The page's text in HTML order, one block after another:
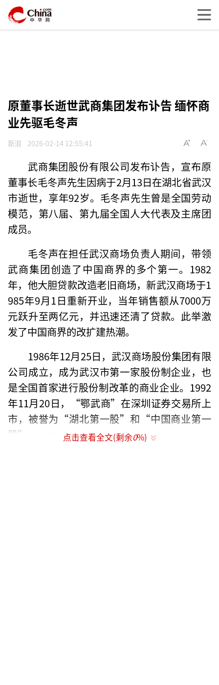
原董事长逝世武商集团发布讣告 缅怀商
业先驱毛冬声
新浪 2026-02-14 12:55:41
武商集团股份有限公司发布讣告，宣布原
董事长毛冬声先生因病于2月13日在湖北省武汉
市逝世，享年92岁。毛冬声先生曾是全国劳动
模范，第八届、第九届全国人大代表及主席团
成员。
毛冬声在担任武汉商场负责人期间，带领
武商集团创造了中国商界的多个第一。1982
年，他大胆贷款改造老旧商场，新武汉商场于1
985年9月1日重新开业，当年销售额从7000万
元跃升至两亿元，并迅速还清了贷款。此举激
发了中国商界的改扩建热潮。
1986年12月25日，武汉商场股份集团有限
公司成立，成为武汉市第一家股份制企业，也
是全国首家进行股份制改革的商业企业。1992
年11月20日，“鄂武商”在深圳证券交易所上
市，被誉为“湖北第一股”和“中国商业第一
股”。
（责任编辑：zx0001）
点击查看全文(剩余0%)